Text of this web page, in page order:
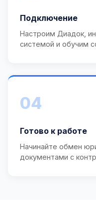
Подключение
Настроим Диадок,
системой и обучим
04
Готово к работе
Начинайте обмен
документами с